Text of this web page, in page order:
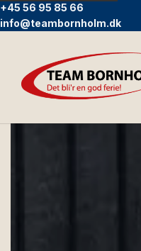
+45 56 95 85 66
info@teambornholm.dk